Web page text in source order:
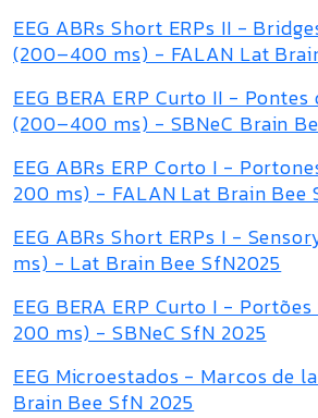
EEG ABRs Short ERPs II -
(200–400 ms) - FALAN Lat
EEG BERA ERP Curto II -
(200–400 ms) - SBNeC Brain
EEG ABRs ERP Corto I -
200 ms) - FALAN Lat Brain Bee
EEG ABRs Short ERPs I -
ms) - Lat Brain Bee SfN2025
EEG BERA ERP Curto I -
200 ms) - SBNeC SfN 2025
EEG Microestados - Marcos de
Brain Bee SfN 2025